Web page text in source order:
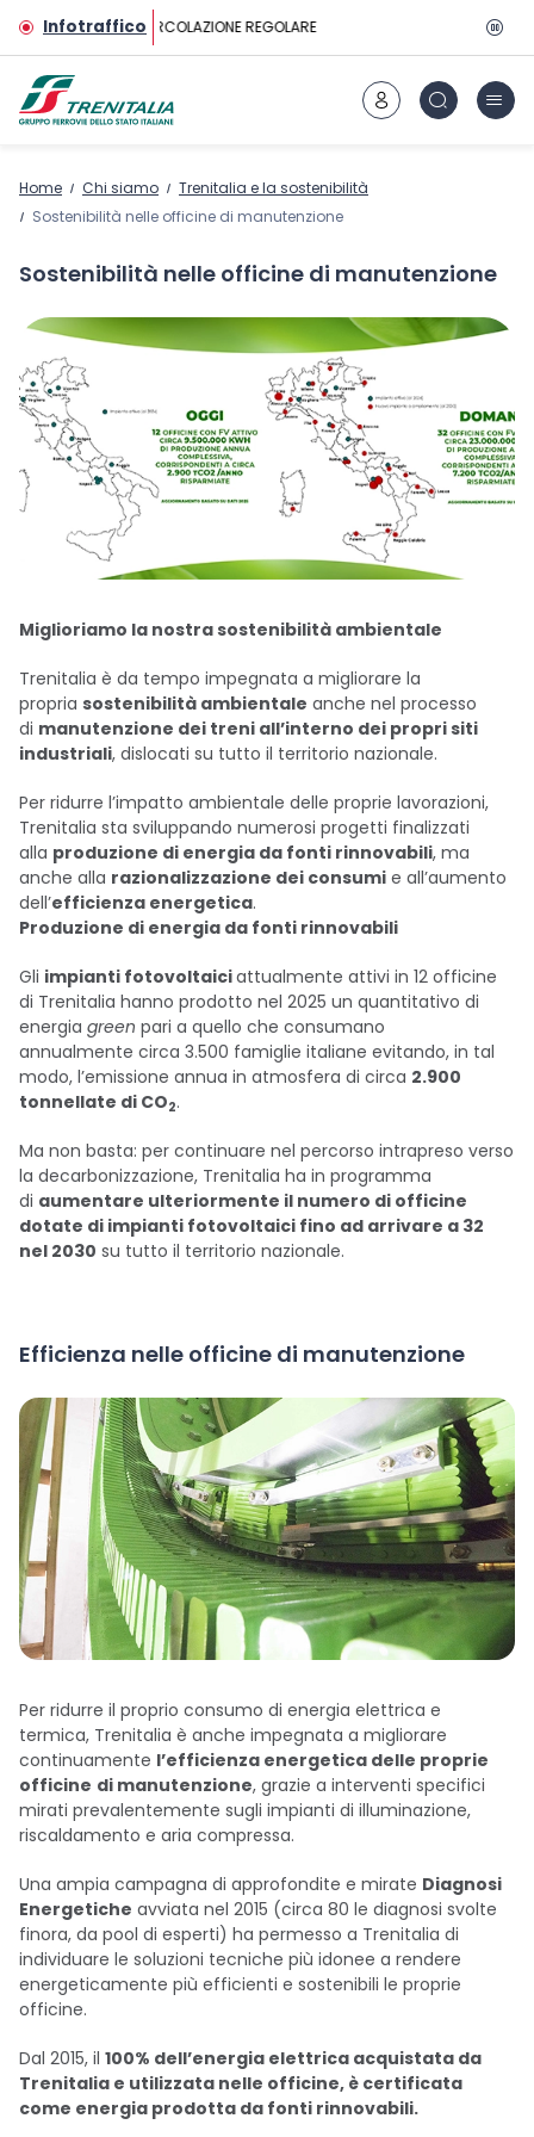
Vai al contenuto principale
InfotrafficoCIRCOLAZIONE REGOLARE
Home Chi siamo
Trenitalia e la sostenibilità
Sostenibilità nelle officine di manutenzione
Sostenibilità nelle officine di manutenzione
Miglioriamo la nostra sostenibilità ambientale
Trenitalia è da tempo impegnata a migliorare la
propria sostenibilità ambientale anche nel processo
di manutenzione dei treni all’interno dei propri siti
industriali, dislocati su tutto il territorio nazionale.
Per ridurre l’impatto ambientale delle proprie lavorazioni,
Trenitalia sta sviluppando numerosi progetti finalizzati
alla produzione di energia da fonti rinnovabili, ma
anche alla razionalizzazione dei consumi e all’aumento
dell’efficienza energetica.
Produzione di energia da fonti rinnovabili
Gli impianti fotovoltaiciattualmente attivi in 12 officine
di Trenitalia hanno prodotto nel 2025 un quantitativo di
energia green pari a quello che consumano
annualmente circa 3.500 famiglie italiane evitando, in tal
modo, l’emissione annua in atmosfera di circa 2.900
tonnellate di CO2.
Ma non basta: per continuare nel percorso intrapreso verso
la decarbonizzazione, Trenitalia ha in programma
di aumentare ulteriormente il numero di officine
dotate di impianti fotovoltaici fino ad arrivare a 32
nel 2030 su tutto il territorio nazionale.
Efficienza nelle officine di manutenzione
Per ridurre il proprio consumo di energia elettrica e
termica, Trenitalia è anche impegnata a migliorare
continuamente l’efficienza energetica delle proprie
officine di manutenzione, grazie a interventi specifici
mirati prevalentemente sugli impianti di illuminazione,
riscaldamento e aria compressa.
Una ampia campagna di approfondite e mirate Diagnosi
Energetiche avviata nel 2015 (circa 80 le diagnosi svolte
finora, da pool di esperti) ha permesso a Trenitalia di
individuare le soluzioni tecniche più idonee a rendere
energeticamente più efficienti e sostenibili le proprie
officine.
Dal 2015, il 100% dell’energia elettrica acquistata da
Trenitalia e utilizzata nelle officine, è certificata
come energia prodotta da fonti rinnovabili.